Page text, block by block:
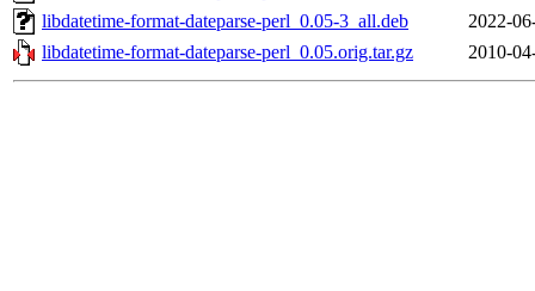
libdatetime-format-dateparse-perl_0.05-3_all.deb
2022-
libdatetime-format-dateparse-perl_0.05.orig.tar.gz
2010-